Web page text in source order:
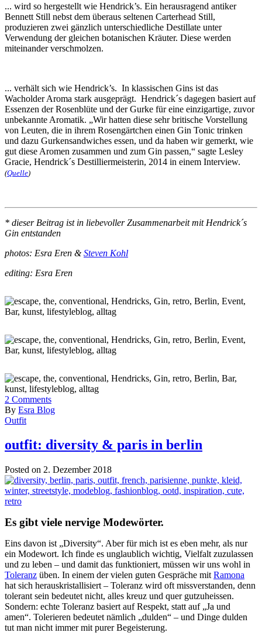
... wird so hergestellt wie Hendrick’s. Ein herausragend antiker
Bennett Still nebst dem überaus seltenen Carterhead Still,
produzieren zwei gänzlich unterschiedliche Destillate unter
Verwendung der gleichen botanischen Kräuter. Diese werden
miteinander verschmolzen.
... verhält sich wie Hendrick’s. In klassischen Gins ist das
Wacholder Aroma stark ausgeprägt. Hendrick´s dagegen basiert auf
Essenzen der Rosenblüte und der Gurke für eine einzigartige, zuvor
unbekannte Aromatik. „Wir hatten diese sehr britische Vorstellung
von Leuten, die in ihrem Rosengärtchen einen Gin Tonic trinken
und dazu Gurkensandwiches essen, und da haben wir gemerkt, wie
gut diese Aromen zusammen und zum Gin passen,“ sagte Lesley
Gracie, Hendrick´s Destilliermeisterin, 2014 in einem Interview.
(Quelle)
* dieser Beitrag ist in liebevoller Zusammenarbeit mit Hendrick´s
Gin entstanden
photos: Esra Eren &Steven Kohl
editing: Esra Eren
2 Comments
By Esra Blog
Outfit
outfit: diversity & paris in berlin
Posted on 2. Dezember 2018
Es gibt viele nervige Modewörter.
Eins davon ist „Diversity“. Aber für mich ist es eben mehr, als nur
ein Modewort. Ich finde es unglaublich wichtig, Vielfalt zuzulassen
und zu leben – und damit das funktioniert, müssen wir uns wohl in
Toleranz üben. In einem der vielen guten Gespräche mit Ramona
hat sich herauskristallisiert – Toleranz wird oft missverstanden, denn
tolerant sein bedeutet nicht, alles kreuz und quer gutzuheissen.
Sondern: echte Toleranz basiert auf Respekt, statt auf „Ja und
amen“. Tolerieren bedeutet nämlich „dulden“ – und Dinge dulden
tut man nicht immer mit purer Begeisterung.